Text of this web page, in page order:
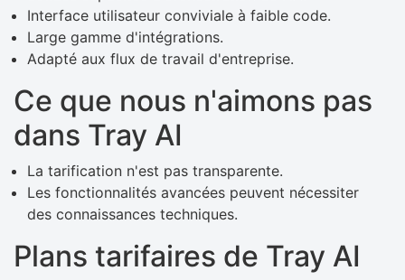
Interface utilisateur conviviale à faible code.
Large gamme d'intégrations.
Adapté aux flux de travail d'entreprise.
Ce que nous n'aimons pas
dans Tray AI
La tarification n'est pas transparente.
Les fonctionnalités avancées peuvent nécessiter
des connaissances techniques.
Plans tarifaires de Tray AI